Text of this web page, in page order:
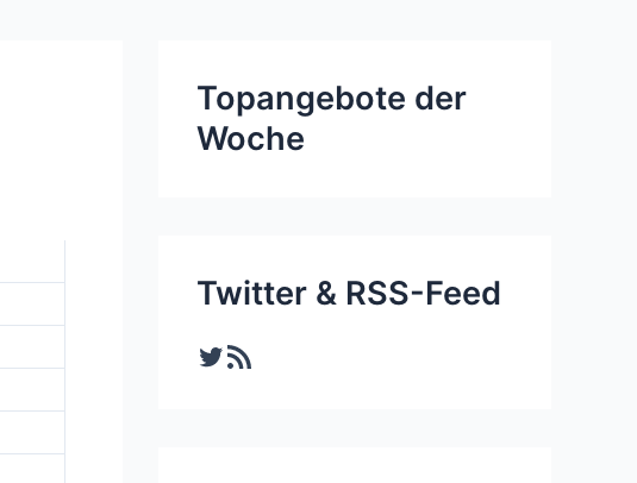
Topangebote der
Woche
Twitter & RSS-Feed
Twitter RSS-Feed